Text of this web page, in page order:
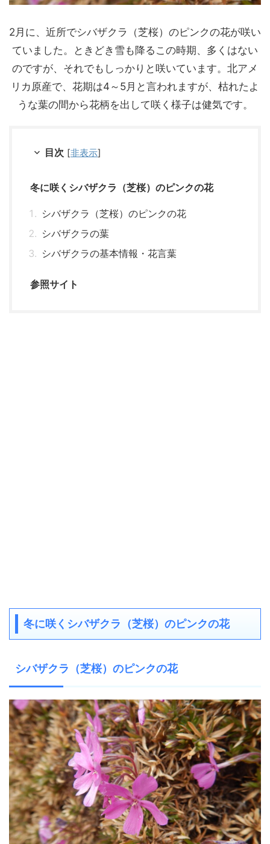
2月に、近所でシバザクラ（芝桜）のピンクの花が咲い
ていました。ときどき雪も降るこの時期、多くはない
のですが、それでもしっかりと咲いています。北アメ
リカ原産で、花期は4～5月と言われますが、枯れたよ
うな葉の間から花柄を出して咲く様子は健気です。
目次 [非表示]
冬に咲くシバザクラ（芝桜）のピンクの花
シバザクラ（芝桜）のピンクの花
シバザクラの葉
シバザクラの基本情報・花言葉
参照サイト
冬に咲くシバザクラ（芝桜）のピンクの花
シバザクラ（芝桜）のピンクの花